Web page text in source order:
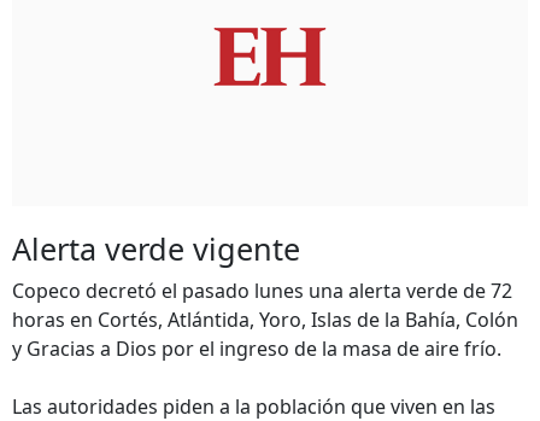
Alerta verde vigente
Copeco decretó el pasado lunes una alerta verde de 72
horas en Cortés, Atlántida, Yoro, Islas de la Bahía, Colón
y Gracias a Dios por el ingreso de la masa de aire frío.
Las autoridades piden a la población que viven en las